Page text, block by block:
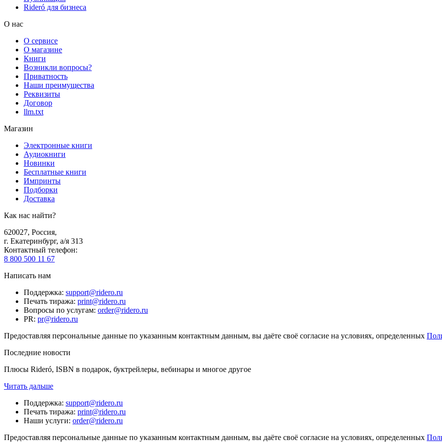
Rideró для бизнеса
О нас
О сервисе
О магазине
Книги
Возникли вопросы?
Приватность
Наши преимущества
Реквизиты
Договор
llm.txt
Магазин
Электронные книги
Аудиокниги
Новинки
Бесплатные книги
Импринты
Подборки
Доставка
Как нас найти?
620027, Россия,
г. Екатеринбург, а/я 313
Контактный телефон:
8 800 500 11 67
Написать нам
Поддержка: support@ridero.ru
Печать тиража: print@ridero.ru
Вопросы по услугам: order@ridero.ru
PR: pr@ridero.ru
Предоставляя персональные данные по указанным контактным данным, вы даёте своё согласие на условиях, определенных
Последние новости
Плюсы Rideró, ISBN в подарок, буктрейлеры, вебинары и многое другое
Читать дальше
Поддержка: support@ridero.ru
Печать тиража: print@ridero.ru
Наши услуги: order@ridero.ru
Предоставляя персональные данные по указанным контактным данным, вы даёте своё согласие на условиях, определенных